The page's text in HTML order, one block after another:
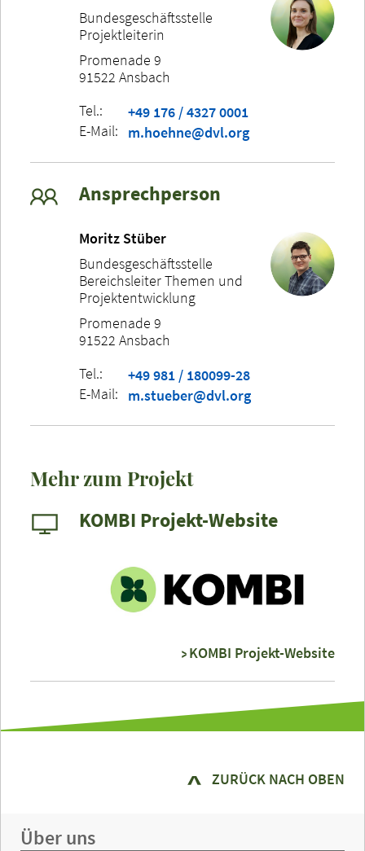
Bundesgeschäftsstelle
Projektleiterin
Promenade 9
91522 Ansbach
Tel.:
+49 176 / 4327 0001
E-Mail:
m.hoehne@dvl.org
Ansprechperson
Moritz Stüber
Bundesgeschäftsstelle
Bereichsleiter Themen und
Projektentwicklung
Promenade 9
91522 Ansbach
Tel.:
+49 981 / 180099-28
E-Mail:
m.stueber@dvl.org
Mehr zum Projekt
KOMBI Projekt-Website
KOMBI Projekt-Website
ZURÜCK NACH OBEN
Über uns